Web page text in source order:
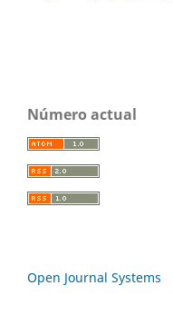
Número actual
Open Journal Systems